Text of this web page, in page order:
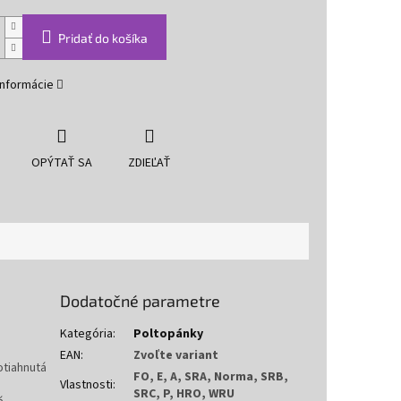
Pridať do košíka
OPÝTAŤ SA ZDIEĽAŤ
Dodatočné parametre
Kategória:
Poltopánky
EAN:
Zvoľte variant
Vlastnosti:
FO, E, A, SRA, Norma, SRB,
SRC, P, HRO, WRU